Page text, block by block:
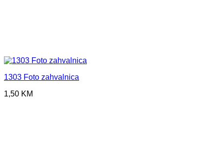
1303 Foto zahvalnica
1,50 KM